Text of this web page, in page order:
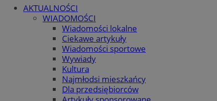
AKTUALNOŚCI
WIADOMOŚCI
Wiadomości lokalne
Ciekawe artykuły
Wiadomości sportowe
Wywiady
Kultura
Najmłodsi mieszkańcy
Dla przedsiębiorców